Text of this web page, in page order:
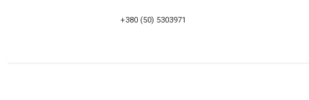
+380 (50) 5303971